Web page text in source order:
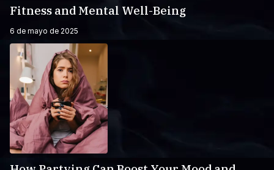
Fitness and Mental Well-Being
6 de mayo de 2025